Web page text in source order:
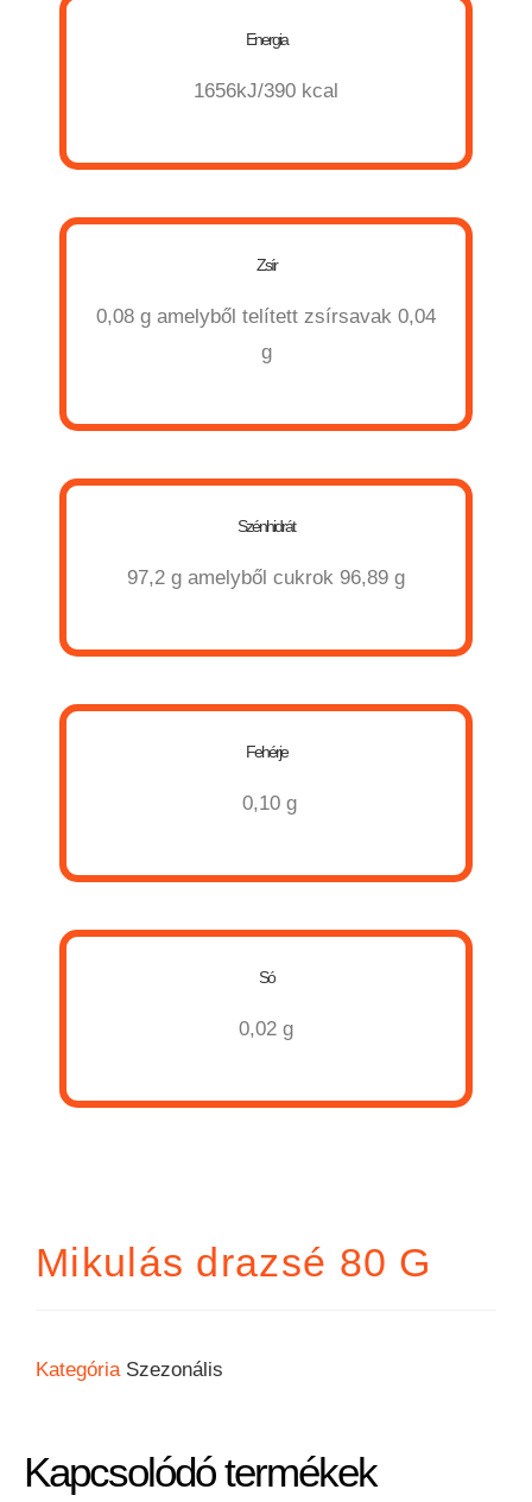
Energia
1656kJ/390 kcal
Zsír
0,08 g amelyből telített zsírsavak 0,04
g
Szénhidrát
97,2 g amelyből cukrok 96,89 g
Fehérje
0,10 g
Só
0,02 g
Kapcsolódó termékek
Mikulás drazsé 80 G
Kategória Szezonális